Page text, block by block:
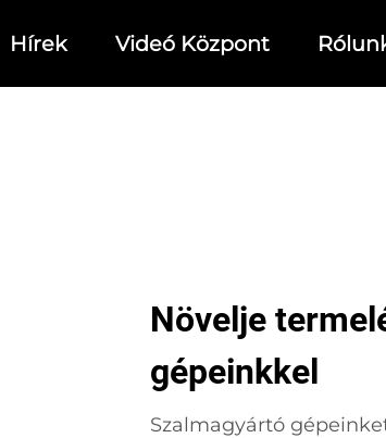
Hírek Videó Központ
Növelje
gépeinkkel
Szalmagyártó